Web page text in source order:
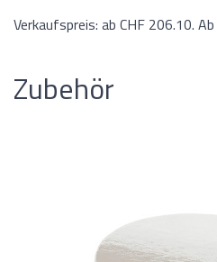
Verkaufspreis: ab CHF 206.10.
Zubehör